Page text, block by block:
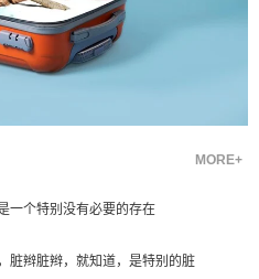
MORE+
一个特别没有必要的存在
脏辫脏辫，就知道，是特别的脏